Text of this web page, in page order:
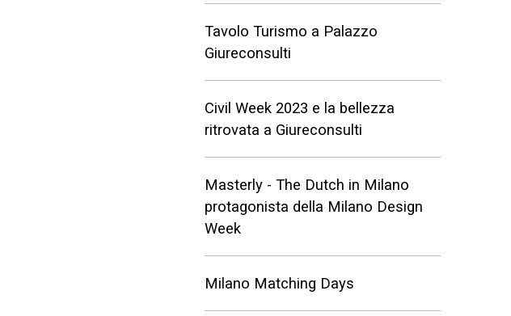
Tavolo Turismo a Palazzo
Giureconsulti
Civil Week 2023 e la bellezza
ritrovata a Giureconsulti
Masterly - The Dutch in Milano
protagonista della Milano Design
Week
Milano Matching Days